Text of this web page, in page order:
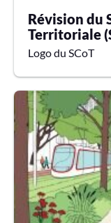
Révision du
Territoriale
Logo du SCoT